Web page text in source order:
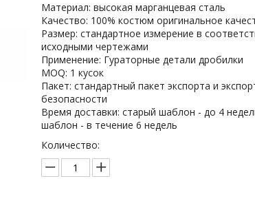
Материал: высокая марганцевая сталь
Качество: 100% костюм оригинальное
Размер: стандартное измерение в
исходными чертежами
Применение: Гураторные детали дробилки
MOQ: 1 кусок
Пакет: стандартный пакет экспорта и
безопасности
Время доставки: старый шаблон - до 4
шаблон - в течение 6 недель
Количество: